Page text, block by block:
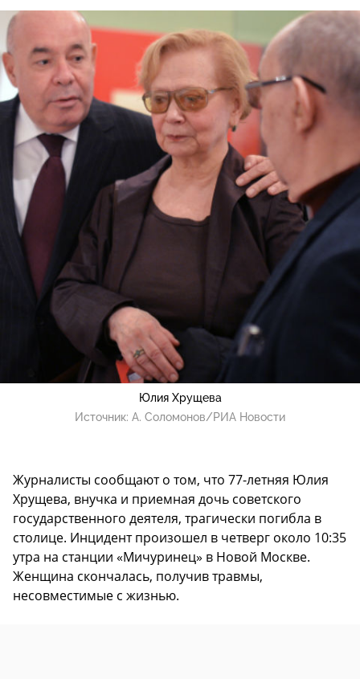
Юлия Хрущева
Источник: А. Соломонов/РИА Новости
Журналисты сообщают о том, что 77-летняя Юлия
Хрущева, внучка и приемная дочь советского
государственного деятеля, трагически погибла в
столице. Инцидент произошел в четверг около 10:35
утра на станции «Мичуринец» в Новой Москве.
Женщина скончалась, получив травмы,
несовместимые с жизнью.